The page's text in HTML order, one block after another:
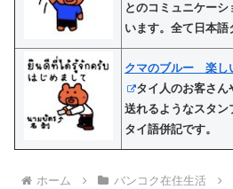
とのコミュニケー
います。全て日本語
クマのブルー 楽し
タイ人のお客さ
送れるようなスタン
タイ語併記です。
ホーム バンコク在住生活